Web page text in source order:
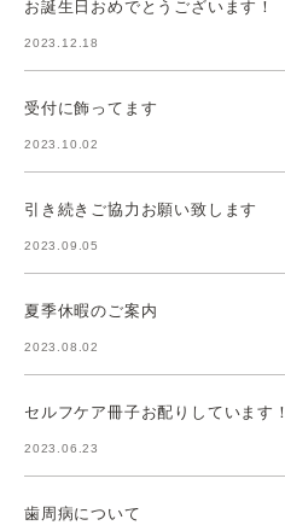
お誕生日おめでとうございます！
2023.12.18
受付に飾ってます
2023.10.02
引き続きご協力お願い致します
2023.09.05
夏季休暇のご案内
2023.08.02
セルフケア冊子お配りしています！
2023.06.23
歯周病について